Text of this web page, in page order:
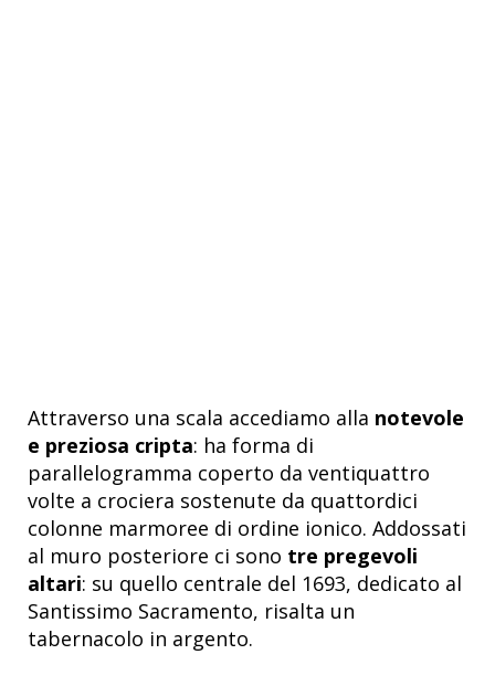
Attraverso una scala accediamo alla notevole
e preziosa cripta: ha forma di
parallelogramma coperto da ventiquattro
volte a crociera sostenute da quattordici
colonne marmoree di ordine ionico. Addossati
al muro posteriore ci sono tre pregevoli
altari: su quello centrale del 1693, dedicato al
Santissimo Sacramento, risalta un
tabernacolo in argento.